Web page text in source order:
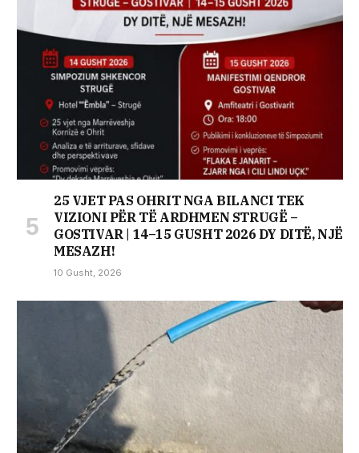
25 VJET PAS OHRIT NGA BILANCI TEK
VIZIONI PËR TË ARDHMEN STRUGË –
GOSTIVAR | 14–15 GUSHT 2026 DY DITË, NJË
MESAZH!
10 Gusht, 2026